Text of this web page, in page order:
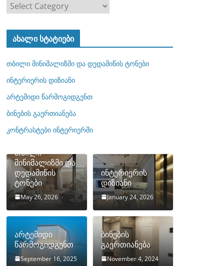
ტ
ო
რ
ბ
ი
ახალი სტატიები
თბილი მინიმალიზმი და დედამიწის ტონები
ინტერიერის დიზიანი
არტემიდი წარმოგიდგენთ
ბინების გაერთიანება
კონტრასტები ინტერიერში
თბილი
მინიმალიზმი და
დედამიწის
ტონები
May 26, 2026
ინტერიერის
დიზიანი
January 24, 2026
არტემიდი
წარმოგიდგენთ
September 16, 2025
ბინების
გაერთიანება
November 4, 2024